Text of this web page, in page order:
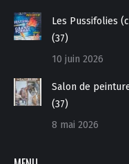
Les Pussifolies
(37)
10 juin 2026
Salon de
(37)
8 mai 2026